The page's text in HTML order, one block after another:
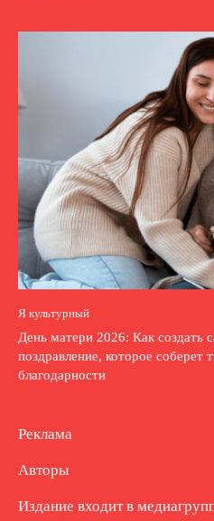
Я культурный
День матери 2026: Как создать
поздравление, которое соберет
благодарности
Реклама
Авторы
Издание входит в